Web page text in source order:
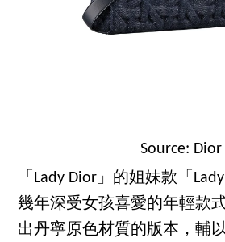
Source: Dior
「Lady Dior」的姐妹款「
幾年深受女孩喜愛的年輕款
出丹寧原色材質的版本，輔